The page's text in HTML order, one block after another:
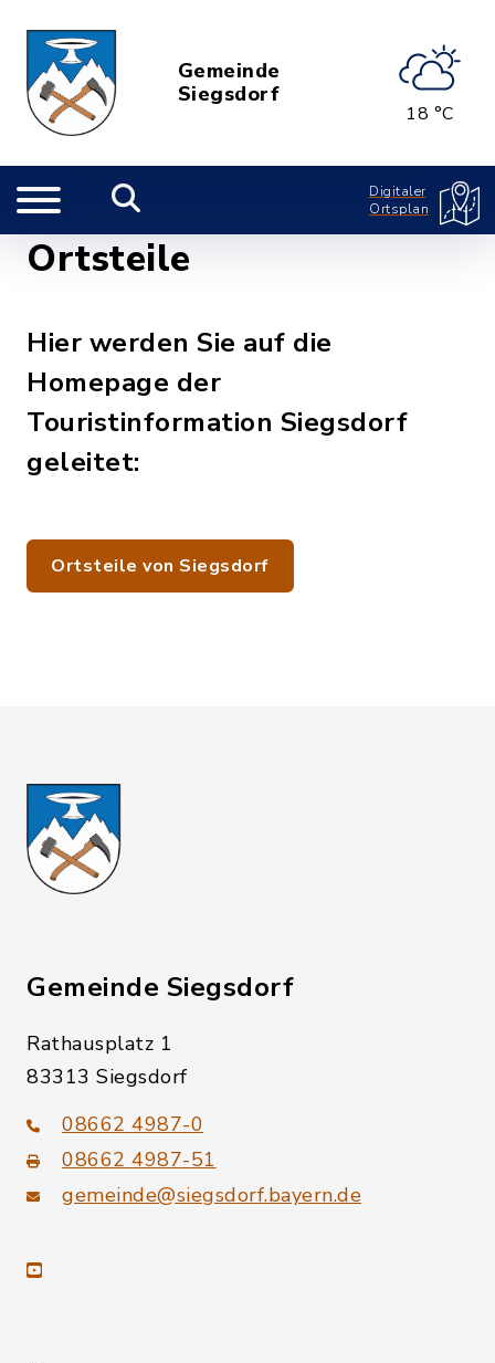
Gemeinde
Siegsdorf
18 °C
Digitaler
Ortsplan
Ortsteile
Hier werden Sie auf die
Homepage der
Touristinformation Siegsdorf
geleitet:
Ortsteile von Siegsdorf
Gemeinde Siegsdorf
Rathausplatz 1
83313 Siegsdorf
08662 4987-0
08662 4987-51
gemeinde@siegsdorf.bayern.de
youtube